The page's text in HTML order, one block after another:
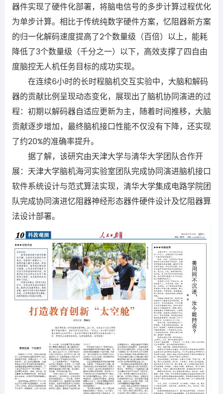
器件实现了硬件化部署，将脑电信号的多步计算过程优化
为单步计算。相比于传统纯数字硬件方案，忆阻器新方案
的归一化解码速度提高了2个数量级（百倍）以上，能耗
降低了3个数量级（千分之一）以下，高效支撑了四自由
度脑控无人机任务目标的成功实现。
在连续6小时的长时程脑机交互实验中，大脑和解码
器的贡献比例呈现动态变化，展现出了脑机协同演进的过
程：初期以解码器自适应更新为主，随着时间推移，大脑
贡献逐步增加，最终脑机接口性能不仅没有下降，还实现
了约20%的准确率提升。
据了解，该研究由天津大学与清华大学团队合作开
展：天津大学脑机海河实验室团队完成协同演进脑机接口
软件系统设计与范式算法实现，清华大学集成电路学院团
队完成协同演进忆阻器神经形态器件硬件设计及忆阻器算
法设计部署。